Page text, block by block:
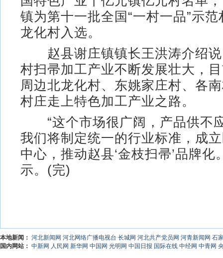
镇为第十一批全国“一村一品”示
龙化村入选。
赵县谢庄镇镇长王洪涛介绍说
村扫帚加工产业不断发展壮大，
周边北龙化村、东姚家庄村、各
村庄走上特色加工产业之路。
“这个市场很广阔，产品供不
我们将制定统一的行业标准，成
中心，推动赵县‘金枝扫帚’品牌化
示。(完)
本地新闻： 河北新闻网 河北网络广播电视台 长城网 河北共产党员网 河青新闻网 石
国内网站： 中新网 人民网 新华网 中国网 光明网 中国日报 国际在线 中经网 中青网